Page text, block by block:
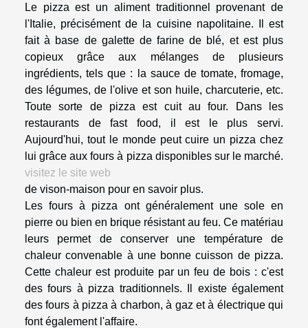
Le pizza est un aliment traditionnel provenant de
l'Italie, précisément de la cuisine napolitaine. Il est
fait à base de galette de farine de blé, et est plus
copieux grâce aux mélanges de plusieurs
ingrédients, tels que : la sauce de tomate, fromage,
des légumes, de l'olive et son huile, charcuterie, etc.
Toute sorte de pizza est cuit au four. Dans les
restaurants de fast food, il est le plus servi.
Aujourd'hui, tout le monde peut cuire un pizza chez
lui grâce aux fours à pizza disponibles sur le marché.
visitez le site web
de vison-maison pour en savoir plus.
Les fours à pizza ont généralement une sole en
pierre ou bien en brique résistant au feu. Ce matériau
leurs permet de conserver une température de
chaleur convenable à une bonne cuisson de pizza.
Cette chaleur est produite par un feu de bois : c'est
des fours à pizza traditionnels. Il existe également
des fours à pizza à charbon, à gaz et à électrique qui
font également l'affaire.